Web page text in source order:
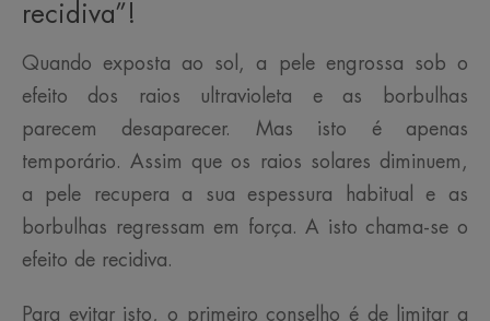
recidiva”!
Quando exposta ao sol, a pele engrossa sob o
efeito dos raios ultravioleta e as borbulhas
parecem desaparecer. Mas isto é apenas
temporário. Assim que os raios solares diminuem,
a pele recupera a sua espessura habitual e as
borbulhas regressam em força. A isto chama-se o
efeito de recidiva.
Para evitar isto, o primeiro conselho é de limitar a